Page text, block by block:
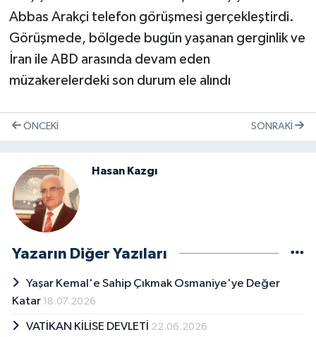
Abbas Arakçi telefon görüşmesi gerçekleştirdi.
Görüşmede, bölgede bugün yaşanan gerginlik ve
İran ile ABD arasında devam eden
müzakerelerdeki son durum ele alındı
ÖNCEKI SONRAKI
Hasan Kazgı
Yazarın Diğer Yazıları
Yaşar Kemal'e Sahip Çıkmak Osmaniye'ye Değer
Katar 18.07.2026
VATİKAN KİLİSE DEVLETİ 22.06.2026